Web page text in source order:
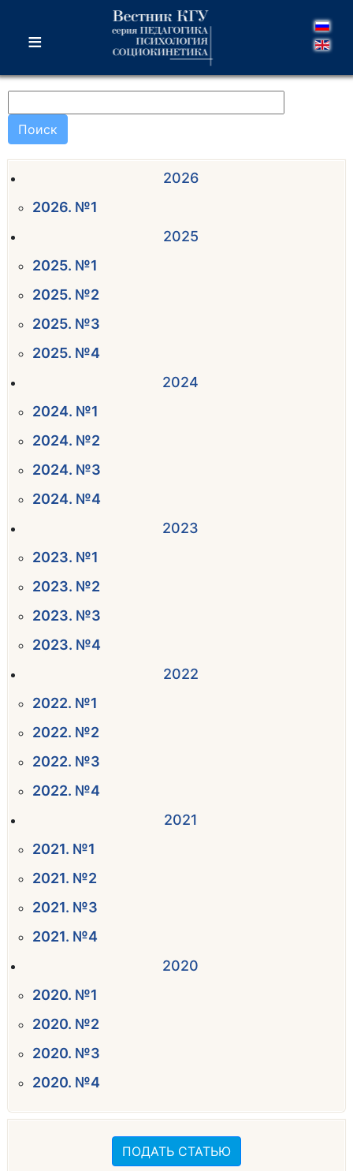
≡
ПОДАТЬ СТАТЬЮ
Поиск
2026
2026. №1
2025
2025. №1
2025. №2
2025. №3
2025. №4
2024
2024. №1
2024. №2
2024. №3
2024. №4
2023
2023. №1
2023. №2
2023. №3
2023. №4
2022
2022. №1
2022. №2
2022. №3
2022. №4
2021
2021. №1
2021. №2
2021. №3
2021. №4
2020
2020. №1
2020. №2
2020. №3
2020. №4